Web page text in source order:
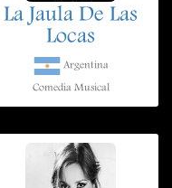
La Jaula De Las
Locas
Argentina
Comedia Musical